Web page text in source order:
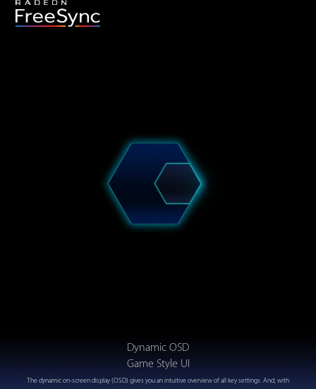
Dynamic OSD
Game Style UI
The dynamic on-screen display (OSD) gives you an intuitive overview of all key settings. And, with